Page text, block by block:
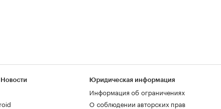
Юридическая информация
Информация об ограничениях
О соблюдении авторских прав